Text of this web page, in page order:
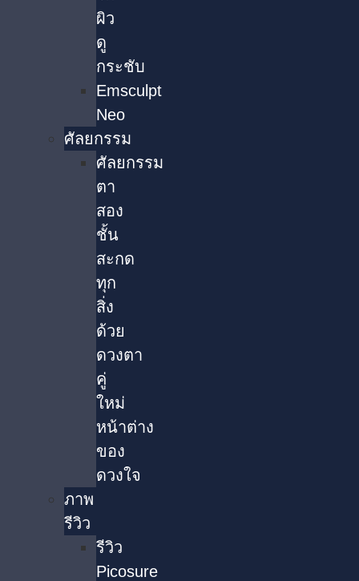
ผิว
ดู
กระชับ
Emsculpt
Neo
ศัลยกรรม
ศัลยกรรม
ตา
สอง
ชั้น
สะกด
ทุก
สิ่ง
ด้วย
ดวงตา
คู่
ใหม่
หน้าต่าง
ของ
ดวงใจ
ภาพ
รีวิว
รีวิว
Picosure